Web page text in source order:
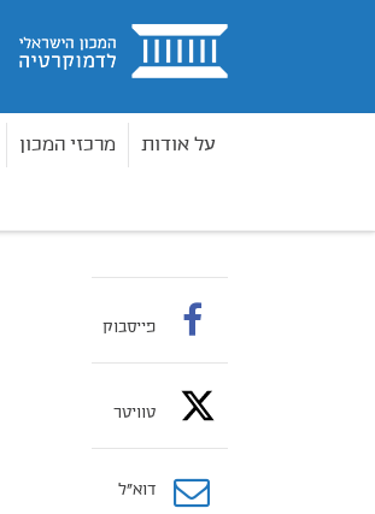
בית
על אודות מרכזי המכון
פייסבוק
טוויטר
דוא”ל